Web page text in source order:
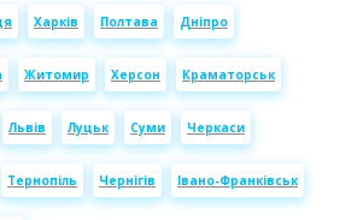
Харків Полтава Дніпро
Житомир Херсон Краматорськ
Львів Луцьк Суми Черкаси
Тернопіль Чернігів Івано-Франківськ